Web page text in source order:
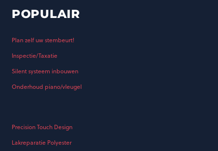
POPULAIR
Plan zelf uw stembeurt!
Inspectie/Taxatie
Silent systeem inbouwen
Onderhoud piano/vleugel
Precision Touch Design
Lakreparatie Polyester